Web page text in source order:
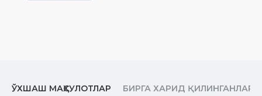
Васатыя в вероучении (акыде)
ЎХШАШ МАҲСУЛОТЛАР БИРГА ХАРИД ҚИЛИНГАНЛАР